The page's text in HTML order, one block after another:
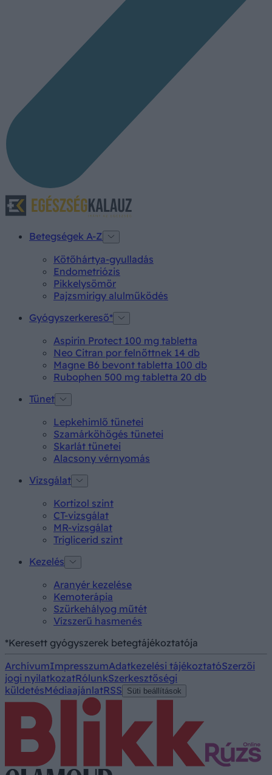
Betegségek A-Z
Kötőhártya-gyulladás
Endometriózis
Pikkelysömör
Pajzsmirigy alulműködés
Gyógyszerkereső*
Aspirin Protect 100 mg tabletta
Neo Citran por felnőttnek 14 db
Magne B6 bevont tabletta 100 db
Rubophen 500 mg tabletta 20 db
Tünet
Lepkehimlő tünetei
Szamárköhögés tünetei
Skarlát tünetei
Alacsony vérnyomás
Vizsgálat
Kortizol szint
CT-vizsgálat
MR-vizsgálat
Triglicerid szint
Kezelés
Aranyér kezelése
Kemoterápia
Szürkehályog műtét
Vízszerű hasmenés
*Keresett gyógyszerek betegtájékoztatója
ArchívumImpresszumAdatkezelési tájékoztatóSzerzői
jogi nyilatkozatRólunkSzerkesztőségi
küldetésMédiaajánlatRSS Süti beállítások